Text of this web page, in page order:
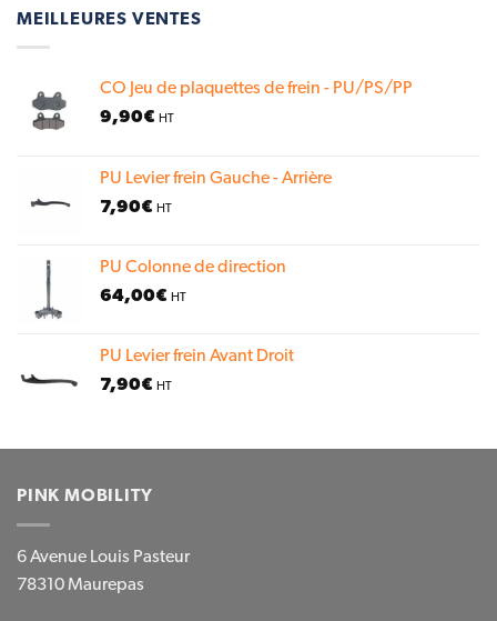
MEILLEURES VENTES
CO Jeu de plaquettes de frein - PU/PS/PP
9,90€ HT
PU Levier frein Gauche - Arrière
7,90€ HT
PU Colonne de direction
64,00€ HT
PU Levier frein Avant Droit
7,90€ HT
PINK MOBILITY
6 Avenue Louis Pasteur
78310 Maurepas